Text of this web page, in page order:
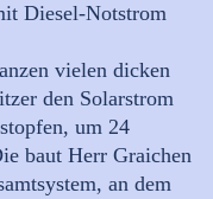
Diesel-Notstrom
vielen dicken
den Solarstrom
um 24
baut Herr Graichen
an dem